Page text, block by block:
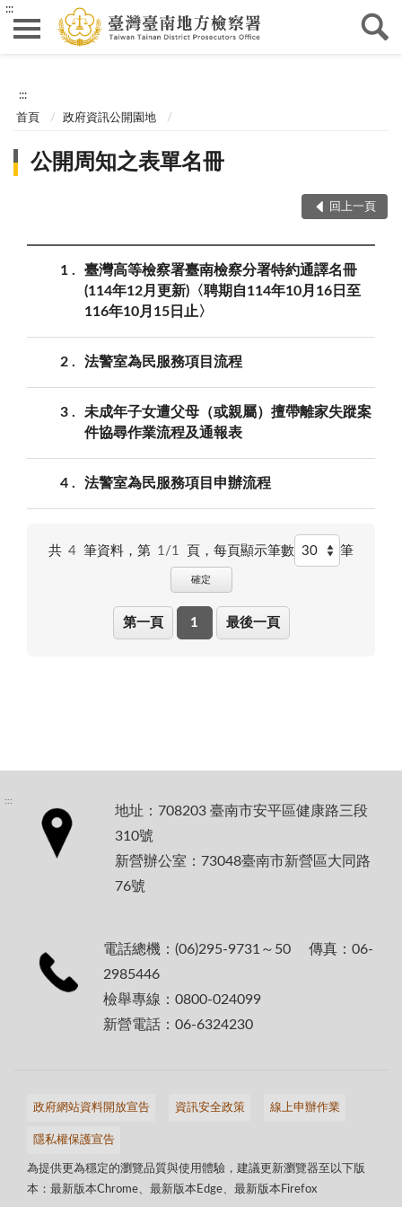
:::
:::
首頁 政府資訊公開園地
公開周知之表單名冊
回上一頁
1
臺灣高等檢察署臺南檢察分署特約通譯名冊
(114年12月更新)〈聘期自114年10月16日至
116年10月15日止〉
2 法警室為民服務項目流程
3
未成年子女遭父母（或親屬）擅帶離家失蹤案
件協尋作業流程及通報表
4 法警室為民服務項目申辦流程
共 4 筆資料，第 1/1 頁， 每頁顯示筆數 筆
確定
第一頁 1 最後一頁
:::
地址：708203 臺南市安平區健康路三段
310號
新營辦公室：73048臺南市新營區大同路
76號
電話總機：(06)295-9731～50 傳真：06-
2985446
檢舉專線：0800-024099
新營電話：06-6324230
政府網站資料開放宣告 資訊安全政策 線上申辦作業
隱私權保護宣告
為提供更為穩定的瀏覽品質與使用體驗，建議更新瀏覽器至以下版
本：最新版本Chrome、最新版本Edge、最新版本Firefox